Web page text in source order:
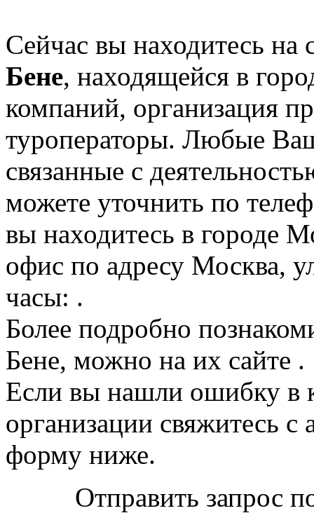
Сейчас вы находитесь на
Бене, находящейся в
компаний, организация
туроператоры. Любые
связанные с
можете уточнить по
вы находитесь в городе
офис по адресу Москва,
часы: .
Более подробно
Бене, можно на их сайте .
Если вы нашли ошибку в
организации свяжитесь
форму ниже.
Отправить запрос